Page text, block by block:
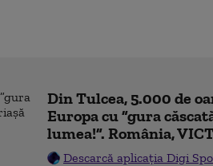
Din Tulcea, 5.000 de
Europa cu ”gura
lumea!”. România,
Descarcă aplicația Digi